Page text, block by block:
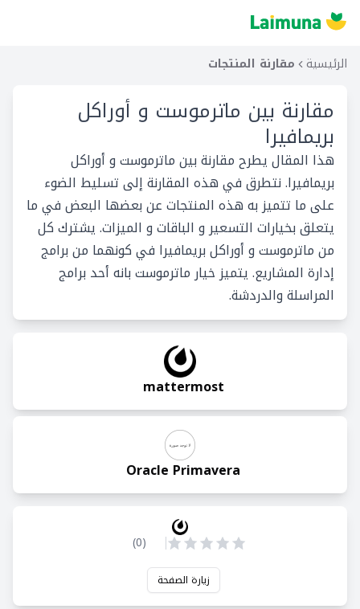
الرئيسية مقارنة المنتجات
مقارنة بين ماترموست و أوراكل
بريمافيرا
هذا المقال يطرح مقارنة بين ماترموست و أوراكل
بريمافيرا. نتطرق في هذه المقارنة إلى تسليط الضوء
على ما تتميز به هذه المنتجات عن بعضها البعض في ما
يتعلق بخيارات التسعير و الباقات و الميزات. يشترك كل
من ماترموست و أوراكل بريمافيرا في كونهما من برامج
إدارة المشاريع. يتميز خيار ماترموست بانه أحد برامج
المراسلة والدردشة.
mattermost
Oracle Primavera
(
0
)
زيارة الصفحة